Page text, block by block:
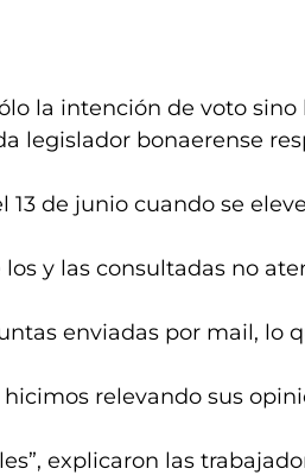
la intención de voto sino
legislador bonaerense
13 de junio cuando se
y las consultadas no
enviadas por mail, lo
relevando sus
explicaron las